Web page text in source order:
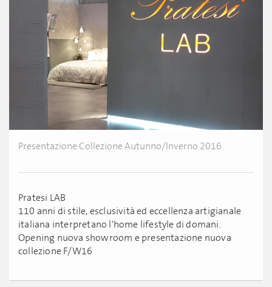
Presentazione Collezione Autunno/Inverno 2016
Pratesi LAB
110 anni di stile, esclusività ed eccellenza artigianale
italiana interpretano l'home lifestyle di domani.
Opening nuova showroom e presentazione nuova
collezione F/W16